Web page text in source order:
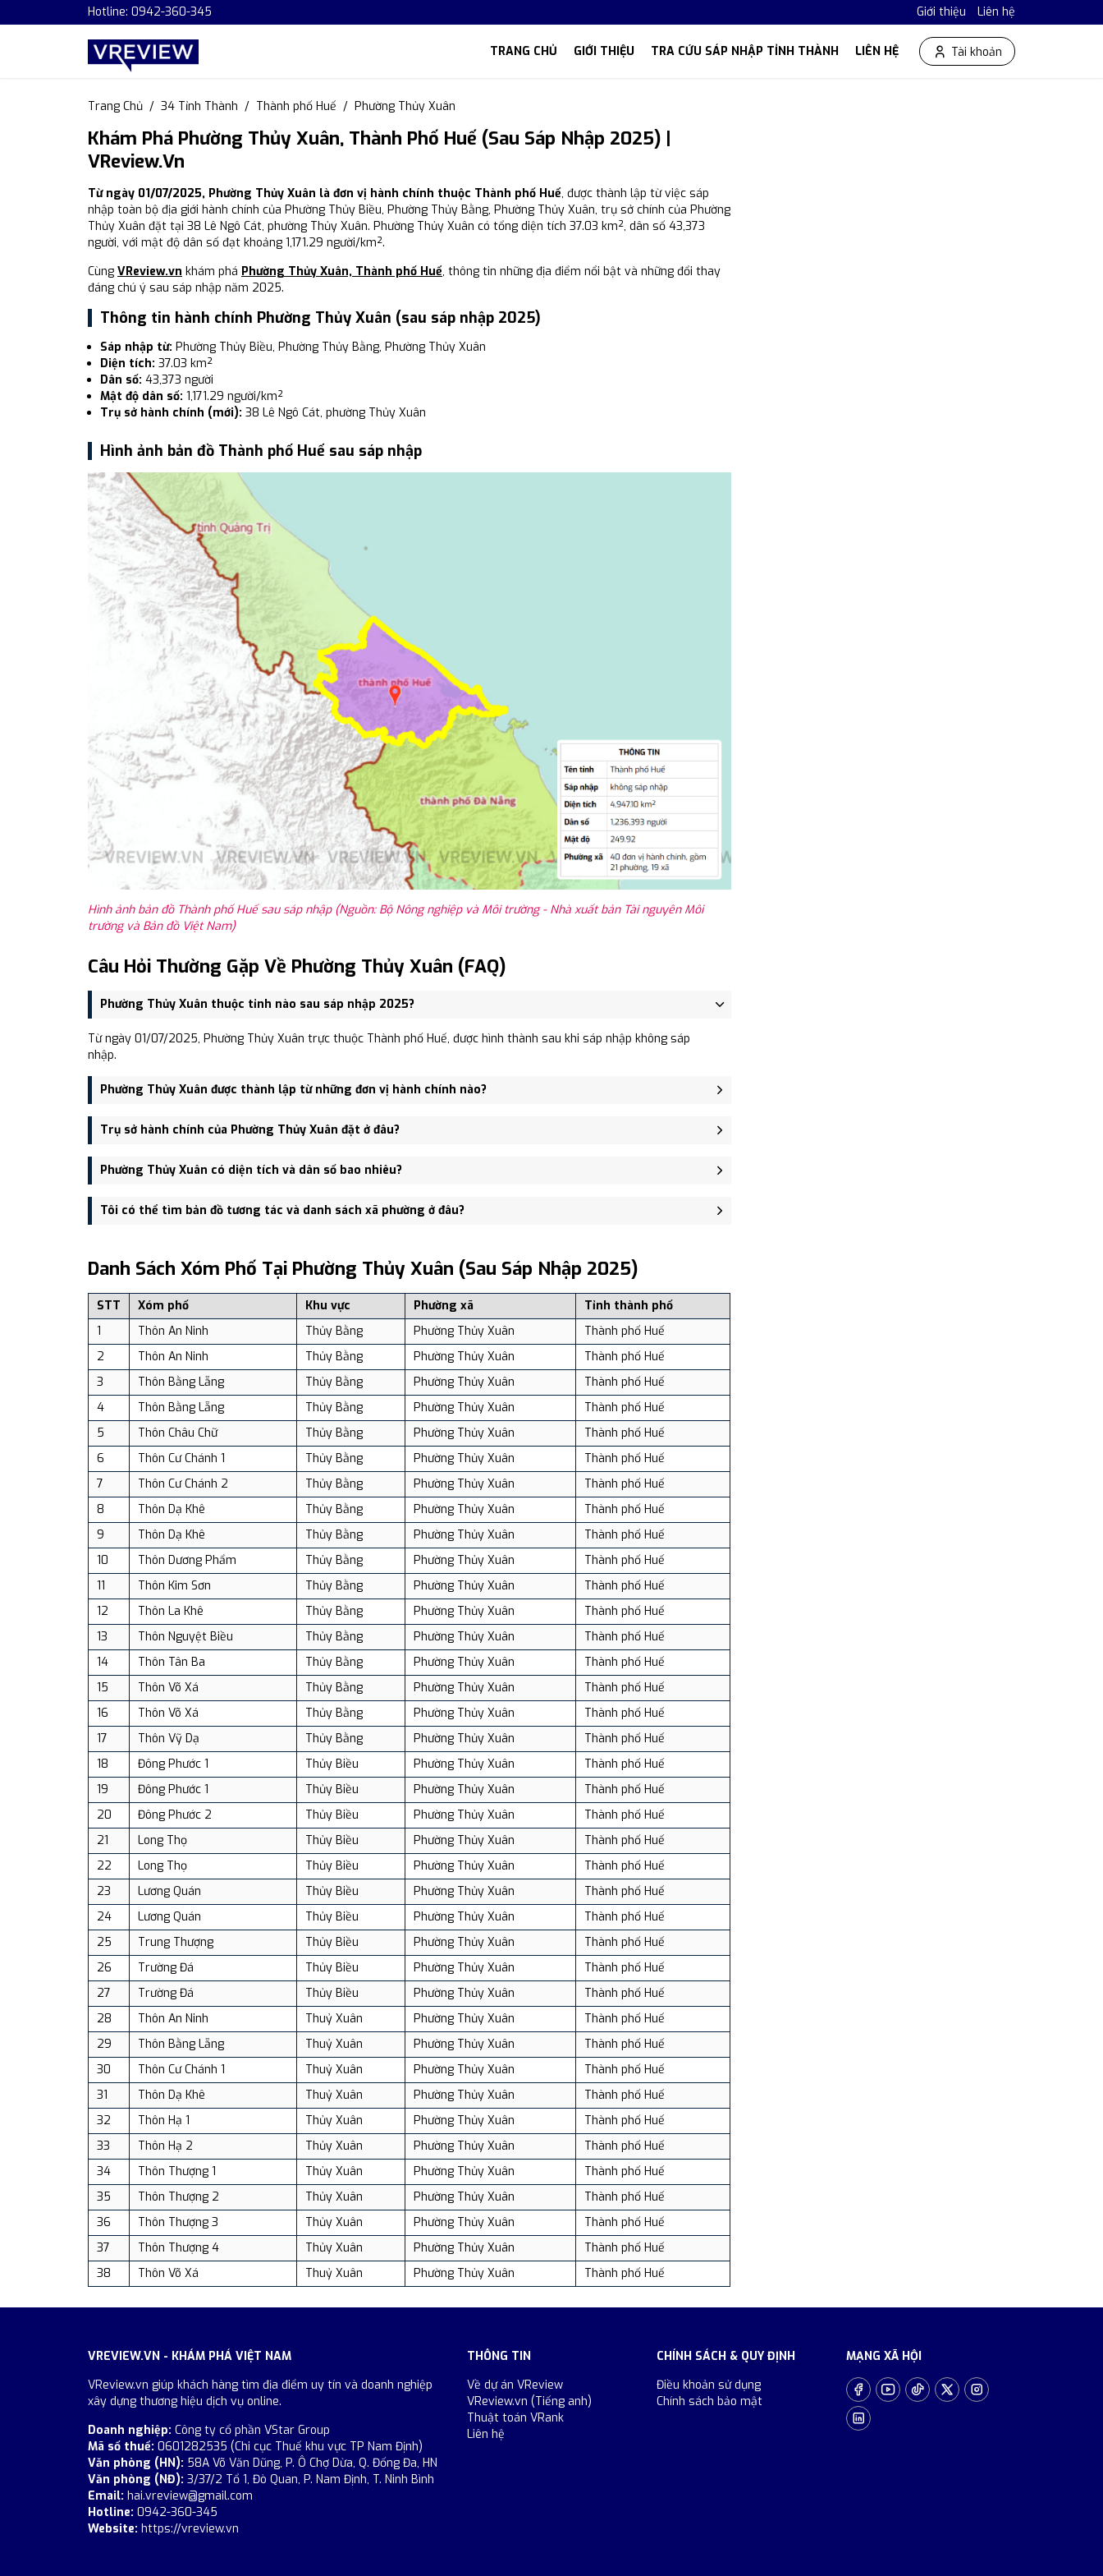
Hotline: 0942-360-345 Giới thiệu Liên hệ
TRANG CHỦ GIỚI THIỆU TRA CỨU SÁP NHẬP TỈNH THÀNH LIÊN HỆ Tài khoản
Trang Chủ 34 Tỉnh Thành Thành phố Huế Phường Thủy Xuân
Khám Phá Phường Thủy Xuân, Thành Phố Huế (Sau Sáp Nhập 2025) |
VReview.vn
Từ ngày 01/07/2025, Phường Thủy Xuân là đơn vị hành chính thuộc Thành phố Huế, được thành lập từ việc sáp
nhập toàn bộ địa giới hành chính của Phường Thủy Biều, Phường Thủy Bằng, Phường Thủy Xuân, trụ sở chính của Phường
Thủy Xuân đặt tại 38 Lê Ngô Cát, phường Thủy Xuân. Phường Thủy Xuân có tổng diện tích 37.03 km², dân số 43,373
người, với mật độ dân số đạt khoảng 1,171.29 người/km².
Cùng VReview.vn khám phá Phường Thủy Xuân, Thành phố Huế, thông tin những địa điểm nổi bật và những đổi thay
đáng chú ý sau sáp nhập năm 2025.
Thông tin hành chính Phường Thủy Xuân (sau sáp nhập 2025)
Sáp nhập từ: Phường Thủy Biều, Phường Thủy Bằng, Phường Thủy Xuân
Diện tích: 37.03 km²
Dân số: 43,373 người
Mật độ dân số: 1,171.29 người/km²
Trụ sở hành chính (mới): 38 Lê Ngô Cát, phường Thủy Xuân
Hình ảnh bản đồ Thành phố Huế sau sáp nhập
Hình ảnh bản đồ Thành phố Huế sau sáp nhập (Nguồn: Bộ Nông nghiệp và Môi trường - Nhà xuất bản Tài nguyên Môi
trường và Bản đồ Việt Nam)
Câu Hỏi Thường Gặp Về Phường Thủy Xuân (FAQ)
Phường Thủy Xuân thuộc tỉnh nào sau sáp nhập 2025?
Từ ngày 01/07/2025, Phường Thủy Xuân trực thuộc Thành phố Huế, được hình thành sau khi sáp nhập không sáp
nhập.
Phường Thủy Xuân được thành lập từ những đơn vị hành chính nào?
Phường Thủy Xuân được thành lập trên cơ sở sáp nhập Phường Thủy Biều, Phường Thủy Bằng, Phường Thủy Xuân.
Trụ sở hành chính của Phường Thủy Xuân đặt ở đâu?
Trụ sở hành chính mới của Phường Thủy Xuân đặt tại 38 Lê Ngô Cát, phường Thủy Xuân - trung tâm khu vực thuận
tiện giao thông.
Phường Thủy Xuân có diện tích và dân số bao nhiêu?
Phường Thủy Xuân có Diện tích: 37.03 km², Dân số: 43,373 người, Mật độ dân số: Khoảng 1,171.29 người/km²
Tôi có thể tìm bản đồ tương tác và danh sách xã phường ở đâu?
dịch vụ và du lịch uy tín tại Việt Nam.
Danh Sách Xóm Phố Tại Phường Thủy Xuân (sau Sáp Nhập 2025)
STT Xóm phố Khu vực Phường xã
Tỉnh thành phố
1
Thôn An Ninh Thủy Bằng Phường Thủy Xuân
Thành phố Huế
2
Thôn An Ninh Thủy Bằng Phường Thủy Xuân
Thành phố Huế
3
Thôn Bằng Lẵng Thủy Bằng Phường Thủy Xuân
Thành phố Huế
4
Thôn Bằng Lẵng Thủy Bằng Phường Thủy Xuân
Thành phố Huế
5
Thôn Châu Chữ Thủy Bằng Phường Thủy Xuân
Thành phố Huế
6
Thôn Cư Chánh 1 Thủy Bằng Phường Thủy Xuân
Thành phố Huế
7
Thôn Cư Chánh 2 Thủy Bằng Phường Thủy Xuân
Thành phố Huế
8
Thôn Dạ Khê Thủy Bằng Phường Thủy Xuân
Thành phố Huế
9
Thôn Dạ Khê Thủy Bằng Phường Thủy Xuân
Thành phố Huế
10
Thôn Dương Phẩm Thủy Bằng Phường Thủy Xuân
Thành phố Huế
11
Thôn Kim Sơn Thủy Bằng Phường Thủy Xuân
Thành phố Huế
12
Thôn La Khê Thủy Bằng Phường Thủy Xuân
Thành phố Huế
13
Thôn Nguyệt Biều Thủy Bằng Phường Thủy Xuân
Thành phố Huế
14
Thôn Tân Ba Thủy Bằng Phường Thủy Xuân
Thành phố Huế
15
Thôn Võ Xá Thủy Bằng Phường Thủy Xuân
Thành phố Huế
16
Thôn Võ Xá Thủy Bằng Phường Thủy Xuân
Thành phố Huế
17
Thôn Vỹ Dạ Thủy Bằng Phường Thủy Xuân
Thành phố Huế
18
Đông Phước 1 Thủy Biều Phường Thủy Xuân
Thành phố Huế
19
Đông Phước 1 Thủy Biều Phường Thủy Xuân
Thành phố Huế
20
Đông Phước 2 Thủy Biều Phường Thủy Xuân
Thành phố Huế
21
Long Thọ Thủy Biều Phường Thủy Xuân
Thành phố Huế
22
Long Thọ Thủy Biều Phường Thủy Xuân
Thành phố Huế
23
Lương Quán Thủy Biều Phường Thủy Xuân
Thành phố Huế
24
Lương Quán Thủy Biều Phường Thủy Xuân
Thành phố Huế
25
Trung Thượng Thủy Biều Phường Thủy Xuân
Thành phố Huế
26
Trường Đá Thủy Biều Phường Thủy Xuân
Thành phố Huế
27
Trường Đá Thủy Biều Phường Thủy Xuân
Thành phố Huế
28
Thôn An Ninh Thuỷ Xuân Phường Thủy Xuân
Thành phố Huế
29
Thôn Bằng Lẵng Thuỷ Xuân Phường Thủy Xuân
Thành phố Huế
30
Thôn Cư Chánh 1 Thuỷ Xuân Phường Thủy Xuân
Thành phố Huế
31
Thôn Dạ Khê Thuỷ Xuân Phường Thủy Xuân
Thành phố Huế
32
Thôn Hạ 1 Thủy Xuân Phường Thủy Xuân
Thành phố Huế
33
Thôn Hạ 2 Thủy Xuân Phường Thủy Xuân
Thành phố Huế
34
Thôn Thượng 1 Thủy Xuân Phường Thủy Xuân
Thành phố Huế
35
Thôn Thượng 2 Thủy Xuân Phường Thủy Xuân
Thành phố Huế
36
Thôn Thượng 3 Thủy Xuân Phường Thủy Xuân
Thành phố Huế
37
Thôn Thượng 4 Thủy Xuân Phường Thủy Xuân
Thành phố Huế
38
Thôn Võ Xá Thuỷ Xuân Phường Thủy Xuân Thành phố Huế
VREVIEW.VN - KHÁM PHÁ VIỆT NAM
VReview.vn giúp khách hàng tìm địa điểm uy tín và doanh nghiệp
xây dựng thương hiệu dịch vụ online.
Doanh nghiệp: Công ty cổ phần VStar Group
Mã số thuế: 0601282535 (Chi cục Thuế khu vực TP Nam Định)
Văn phòng (HN): 58A Võ Văn Dũng, P. Ô Chợ Dừa, Q. Đống Đa, HN
Văn phòng (NĐ): 3/37/2 Tổ 1, Đò Quan, P. Nam Định, T. Ninh Bình
Email: hai.vreview@gmail.com
Hotline: 0942-360-345
Website: https://vreview.vn
THÔNG TIN
Về dự án VReview
VReview.vn (Tiếng anh)
Thuật toán VRank
Liên hệ
CHÍNH SÁCH & QUY ĐỊNH
Điều khoản sử dụng
Chính sách bảo mật
MẠNG XÃ HỘI